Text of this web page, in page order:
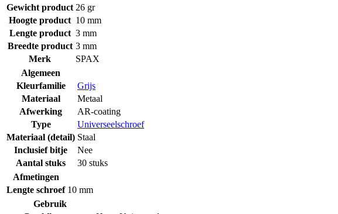
Gewicht product 26 gr
Hoogte product 10 mm
Lengte product 3 mm
Breedte product 3 mm
Merk
SPAX
Algemeen
Kleurfamilie
Grijs
Materiaal
Metaal
Afwerking
AR-coating
Type
Universeelschroef
Materiaal (detail) Staal
Inclusief bitje
Nee
Aantal stuks
30 stuks
Afmetingen
Lengte schroef 10 mm
Gebruik